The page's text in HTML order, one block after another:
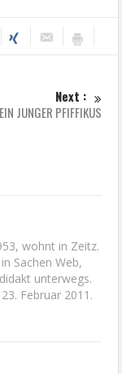
Next :
EIN JUNGER PFIFFIKUS
wohnt in Zeitz.
Sachen Web,
unterwegs.
Februar 2011.